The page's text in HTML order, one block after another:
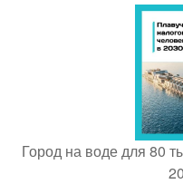
Город на воде для 80